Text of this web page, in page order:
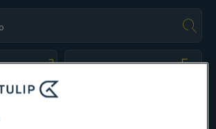
with the calendar and select a date. Press the